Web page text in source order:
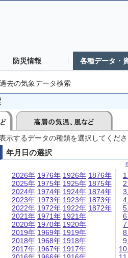
防災情報 各種データ・
過去の気象データ検索
示するデータの種類を選択してくだ
年月日の選択
2026年
2025年
2024年
2023年
2022年
2021年
2020年
2019年
2018年
2017年
1976年
1975年
1974年
1973年
1972年
1971年
1970年
1969年
1968年
1967年
1926年
1925年
1924年
1923年
1922年
1921年
1920年
1919年
1918年
1917年
1876年
1875年
1874年
1873年
1872年